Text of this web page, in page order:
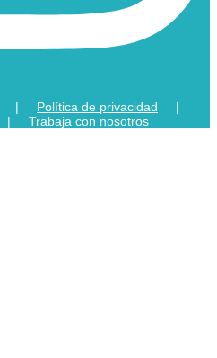
| Política de privacidad |
Trabaja con nosotros